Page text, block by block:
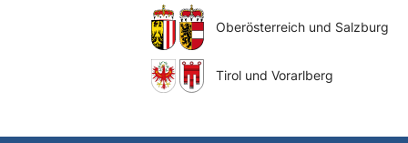
Oberösterreich und Salzburg
Tirol und Vorarlberg